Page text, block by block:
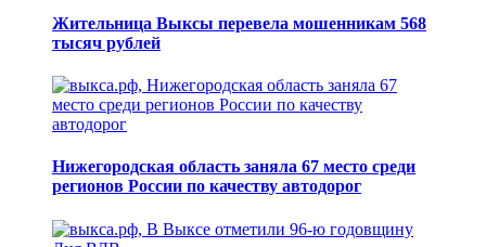
Жительница Выксы перевела мошенникам 568
тысяч рублей
Нижегородская область заняла 67 место среди
регионов России по качеству автодорог